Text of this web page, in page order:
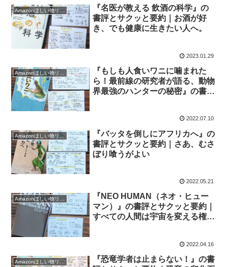
Amazonほしい物リスト2022
『名医が教える 飲酒の科学』の
書評とサクッと要約｜お酒が好
き、でも健康に生きたい人へ。
2023.01.29
Amazonほしい物リスト2021
『もしも人食いワニに噛まれた
ら！最前線の研究者が語る、動物
界最強のハンターの秘密』の書評
2022.07.10
Amazonほしい物リスト2021
『バッタを倒しにアフリカへ』の
書評とサクッと要約｜さあ、むさ
ぼり喰うがよい
2022.05.21
『NEO HUMAN（ネオ・ヒュー
マン）』の書評とサクッと要約｜
すべての人間は宇宙を変える権利
2022.04.16
Amazonほしい物リスト2021
『恐竜学者は止まらない！』の書